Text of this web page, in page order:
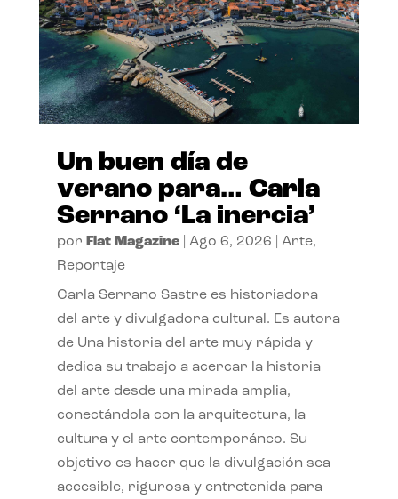
Un buen día de
verano para… Carla
Serrano ‘La inercia’
por Flat Magazine| Ago 6, 2026 Arte,
Reportaje
Carla Serrano Sastre es historiadora
del arte y divulgadora cultural. Es autora
de Una historia del arte muy rápida y
dedica su trabajo a acercar la historia
del arte desde una mirada amplia,
conectándola con la arquitectura, la
cultura y el arte contemporáneo. Su
objetivo es hacer que la divulgación sea
accesible, rigurosa y entretenida para